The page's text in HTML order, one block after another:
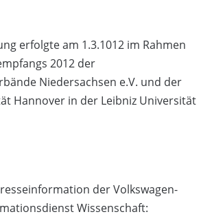
erfolgte am 1.3.1012 im Rahmen
2012 der
Niedersachsen e.V. und der
Hannover in der Leibniz Universität
der Volkswagen-
Wissenschaft: